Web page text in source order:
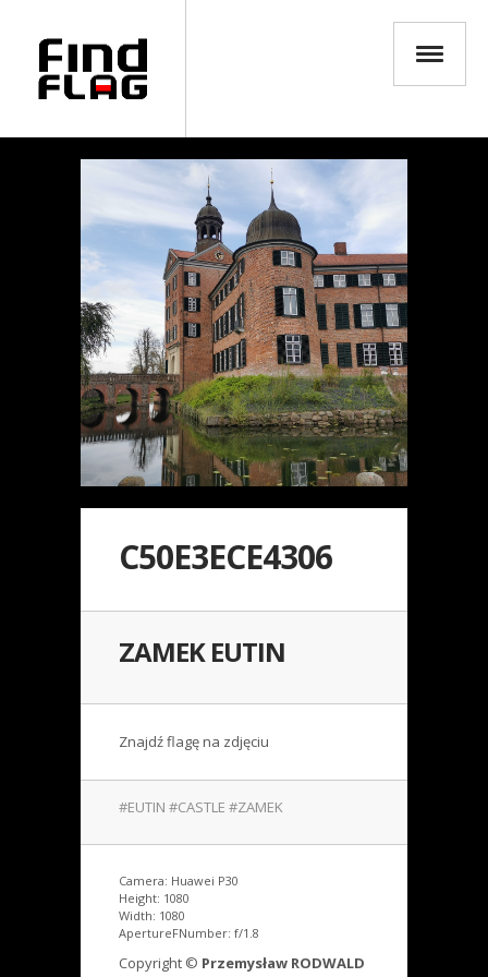
C50E3ECE4306
ZAMEK EUTIN
Znajdź flagę na zdjęciu
#EUTIN #CASTLE #ZAMEK
Camera: Huawei P30
Height: 1080
Width: 1080
ApertureFNumber: f/1.8
Copyright © Przemysław RODWALD